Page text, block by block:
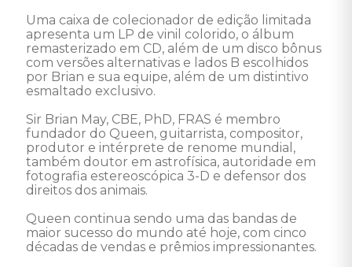
Uma caixa de colecionador de edição limitada
apresenta um LP de vinil colorido, o álbum
remasterizado em CD, além de um disco bônus
com versões alternativas e lados B escolhidos
por Brian e sua equipe, além de um distintivo
esmaltado exclusivo.
Sir Brian May, CBE, PhD, FRAS é membro
fundador do Queen, guitarrista, compositor,
produtor e intérprete de renome mundial,
também doutor em astrofísica, autoridade em
fotografia estereoscópica 3-D e defensor dos
direitos dos animais.
Queen continua sendo uma das bandas de
maior sucesso do mundo até hoje, com cinco
décadas de vendas e prêmios impressionantes.